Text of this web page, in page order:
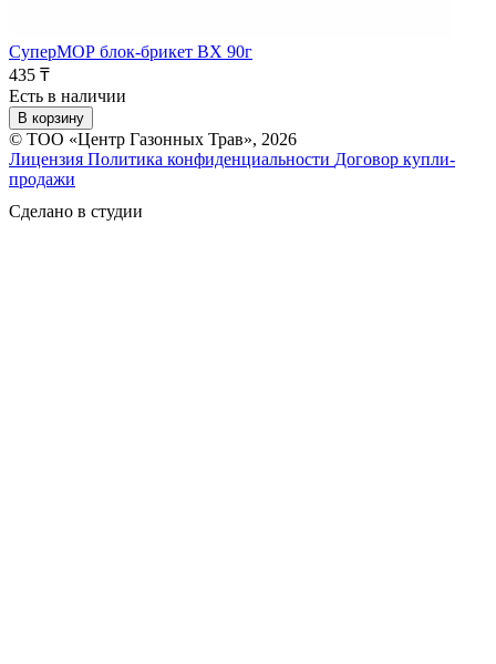
СуперМОР блок-брикет ВХ 90г
435 ₸
Есть в наличии
В корзину
© ТОО «Центр Газонных Трав», 2026
Лицензия Политика конфиденциальности Договор купли-
продажи
Сделано в студии